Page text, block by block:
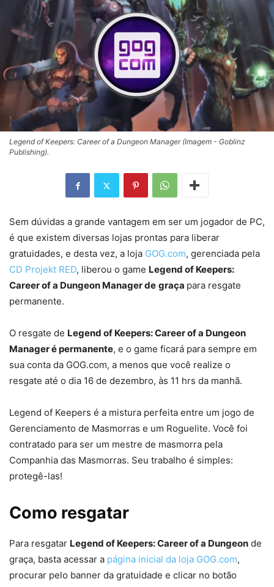
Legend of Keepers: Career of a Dungeon Manager (Imagem - Goblinz
Publishing).
Sem dúvidas a grande vantagem em ser um jogador de PC,
é que existem diversas lojas prontas para liberar
gratuidades, e desta vez, a loja GOG.com, gerenciada pela
CD Projekt RED, liberou o game Legend of Keepers:
Career of a Dungeon Manager de graça para resgate
permanente.
O resgate de Legend of Keepers: Career of a Dungeon
Manager é permanente, e o game ficará para sempre em
sua conta da GOG.com, a menos que você realize o
resgate até o dia 16 de dezembro, às 11 hrs da manhã.
Legend of Keepers é a mistura perfeita entre um jogo de
Gerenciamento de Masmorras e um Roguelite. Você foi
contratado para ser um mestre de masmorra pela
Companhia das Masmorras. Seu trabalho é simples:
protegê-las!
Como resgatar
Para resgatar Legend of Keepers: Career of a Dungeon de
graça, basta acessar a página inicial da loja GOG.com,
procurar pelo banner da gratuidade e clicar no botão